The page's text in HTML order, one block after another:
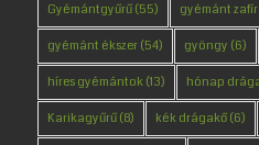
Gyémántgyűrű(55) gyémánt
gyémánt ékszer(54) gyöngy (6)
híres gyémántok(13) hónap
Karikagyűrű(8) kék drágakő(6)